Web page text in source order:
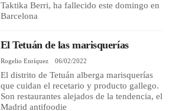
REGISTRO
Taktika Berri, ha fallecido este domingo en
Barcelona
El Tetuán de las marisquerías
Rogelio Enríquez 06/02/2022
El distrito de Tetuán alberga marisquerías
que cuidan el recetario y producto gallego.
Son restaurantes alejados de la tendencia, el
Madrid antifoodie